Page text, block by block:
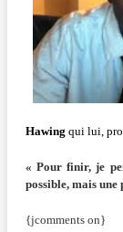
Hawing qui lui,
« Pour finir, je
possible, mais
{jcomments on}